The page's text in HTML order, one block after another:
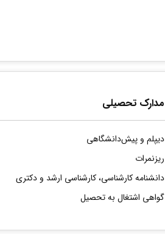
مدارک تحصیلی
دیپلم و پیش‌دانشگاهی
ریزنمرات
دانشنامه کارشناسی، کارشناسی ارشد و دکتری
گواهی اشتغال به تحصیل